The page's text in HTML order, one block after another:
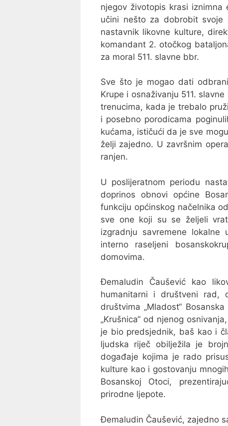
njegov životopis krasi
učini nešto za dobrobit svoje
nastavnik likovne kulture,
komandant 2. otočkog
za moral 511. slavne bbr.
Sve što je mogao dati
Krupe i osnaživanju 511.
trenucima, kada je trebalo
i posebno porodicama
kućama, ističući da je sve
želji zajedno. U završnim
ranjen.
U poslijeratnom periodu
doprinos obnovi općine
funkciju općinskog načelnika
sve one koji su se željeli
izgradnju savremene
interno raseljeni
domovima.
Đemaludin Čaušević kao
humanitarni i društveni rad,
društvima „Mladost“
„Krušnica“ od njenog
je bio predsjednik, baš kao i
ljudska riječ obilježila je
događaje kojima je rado
kulture kao i gostovanju
Bosanskoj Otoci,
prirodne ljepote.
Đemaludin Čaušević, zajedno